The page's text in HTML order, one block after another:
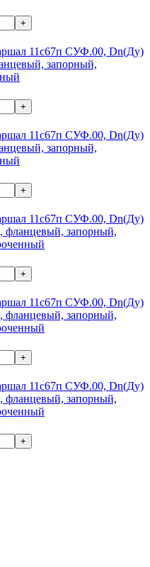
+
11с67п СУФ.00, Dn(Ду)
запорный,
+
11с67п СУФ.00, Dn(Ду)
запорный,
+
11с67п СУФ.00, Dn(Ду)
фланцевый, запорный,
+
11с67п СУФ.00, Dn(Ду)
фланцевый, запорный,
+
11с67п СУФ.00, Dn(Ду)
фланцевый, запорный,
+